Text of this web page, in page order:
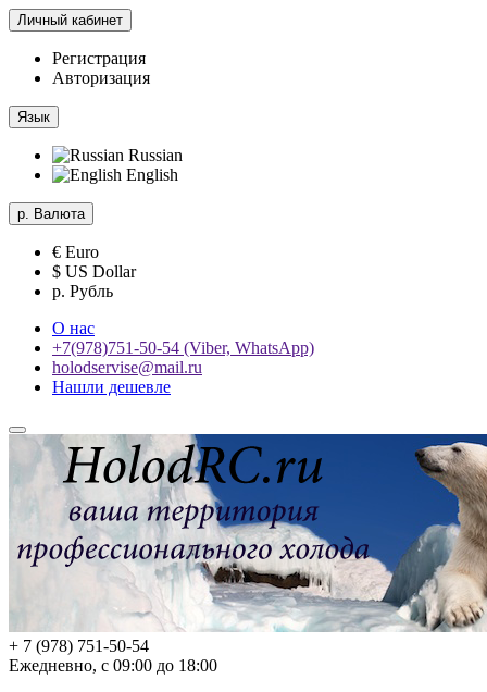
Личный кабинет
Регистрация
Авторизация
Язык
Russian
English
р. Валюта
€ Euro
$ US Dollar
р. Рубль
О нас
+7(978)751-50-54 (Viber, WhatsApp)
holodservise@mail.ru
Нашли дешевле
+ 7 (978) 751-50-54
Ежедневно, с 09:00 до 18:00